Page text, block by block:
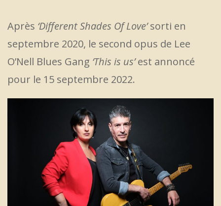
Après ‘Different Shades Of Love’sorti en
septembre 2020, le second opus de Lee
O’Nell Blues Gang ‘This is us’est annoncé
pour le 15 septembre 2022.